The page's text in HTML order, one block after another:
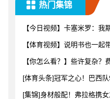
热门集锦
【今日视频】卡塞米罗：我
【体育视频】说明书也一起
【你怎么看？】些许复杂？
[体育头条]冠军之心！巴西队
[集锦]身材般配！弗拉格携女